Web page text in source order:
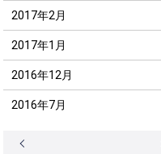
2017年2月
2017年1月
2016年12月
2016年7月